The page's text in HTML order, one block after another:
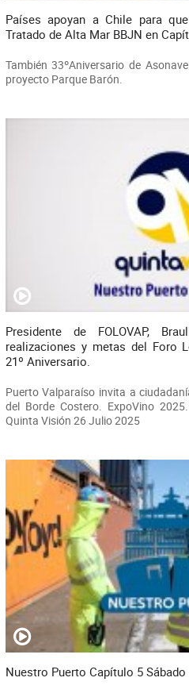
Países apoyan a Chile para
Tratado de Alta Mar BBJN en
También 33ºAniversario de
proyecto Parque Barón.
Presidente de FOLOVAP,
realizaciones y metas del Foro
21º Aniversario.
Puerto Valparaíso invita a
del Borde Costero. ExpoVino
Quinta Visión 26 Julio 2025
Nuestro Puerto Capítulo 5